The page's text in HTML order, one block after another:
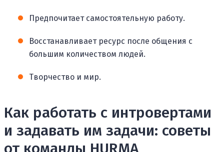
Предпочитает самостоятельную работу.
Восстанавливает ресурс после общения с
большим количеством людей.
Творчество и мир.
Как работать с интровертами
и задавать им задачи: советы
от команды HURMA